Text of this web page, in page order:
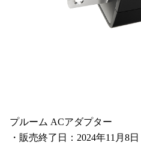
プルーム ACアダプター
・販売終了日：2024年11月8日